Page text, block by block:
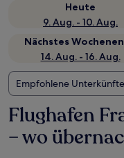
Heute
9. Aug. - 10. Aug.
Nächstes
14. Aug. - 16. Aug.
Empfohlene Unterkünfte
Flughafen
– wo